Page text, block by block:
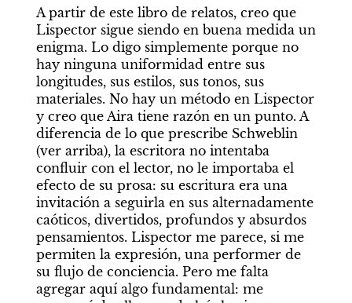
A partir de este libro de relatos, creo que
Lispector sigue siendo en buena medida un
enigma. Lo digo simplemente porque no
hay ninguna uniformidad entre sus
longitudes, sus estilos, sus tonos, sus
materiales. No hay un método en Lispector
y creo que Aira tiene razón en un punto. A
diferencia de lo que prescribe Schweblin
(ver arriba), la escritora no intentaba
confluir con el lector, no le importaba el
efecto de su prosa: su escritura era una
invitación a seguirla en sus alternadamente
caóticos, divertidos, profundos y absurdos
pensamientos. Lispector me parece, si me
permiten la expresión, una performer de
su flujo de conciencia. Pero me falta
agregar aquí algo fundamental: me